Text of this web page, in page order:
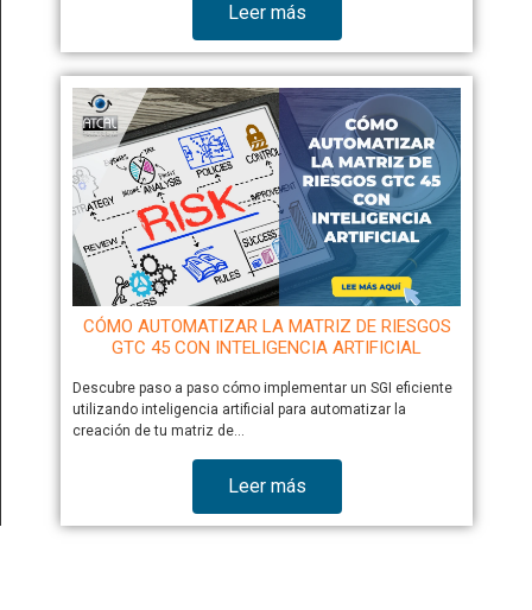
Leer más
CÓMO AUTOMATIZAR LA MATRIZ DE RIESGOS
GTC 45 CON INTELIGENCIA ARTIFICIAL
Descubre paso a paso cómo implementar un SGI eficiente
utilizando inteligencia artificial para automatizar la
creación de tu matriz de…
Leer más